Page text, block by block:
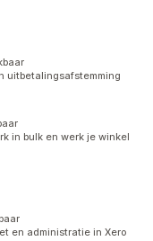
uitbetalingsafstemming
in bulk en werk je winkel
en administratie in Xero